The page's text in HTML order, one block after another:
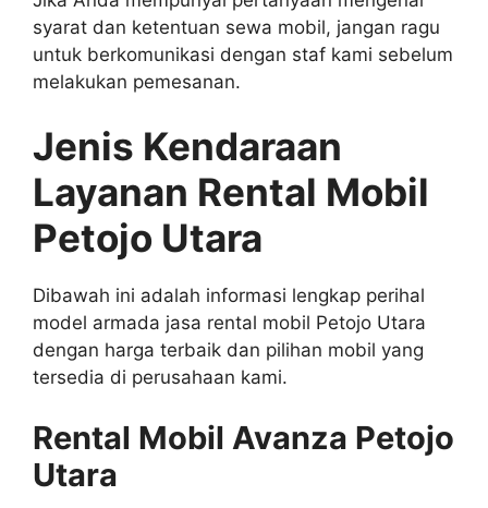
syarat dan ketentuan sewa mobil, jangan ragu
untuk berkomunikasi dengan staf kami sebelum
melakukan pemesanan.
Jenis Kendaraan
Layanan Rental Mobil
Petojo Utara
Dibawah ini adalah informasi lengkap perihal
model armada jasa rental mobil Petojo Utara
dengan harga terbaik dan pilihan mobil yang
tersedia di perusahaan kami.
Rental Mobil Avanza Petojo
Utara